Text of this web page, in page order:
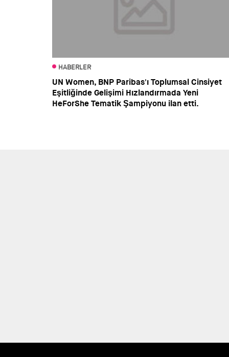
HABERLER
UN Women, BNP Paribas'ı Toplumsal Cinsiyet
Eşitliğinde Gelişimi Hızlandırmada Yeni
HeForShe Tematik Şampiyonu ilan etti.